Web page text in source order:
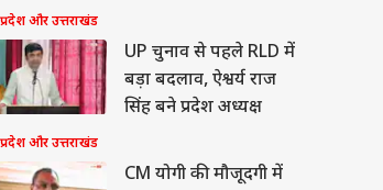
प्रदेश और उत्तराखंड
UP चुनाव से पहले RLD में
बड़ा बदलाव, ऐश्वर्य राज
सिंह बने प्रदेश अध्यक्ष
प्रदेश और उत्तराखंड
CM योगी की मौजूदगी में